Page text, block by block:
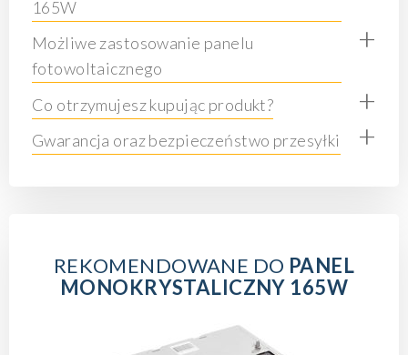
165W
Możliwe zastosowanie panelu
fotowoltaicznego
+
Co otrzymujesz kupując produkt? +
Gwarancja oraz bezpieczeństwo przesyłki +
REKOMENDOWANE DO PANEL
MONOKRYSTALICZNY 165W